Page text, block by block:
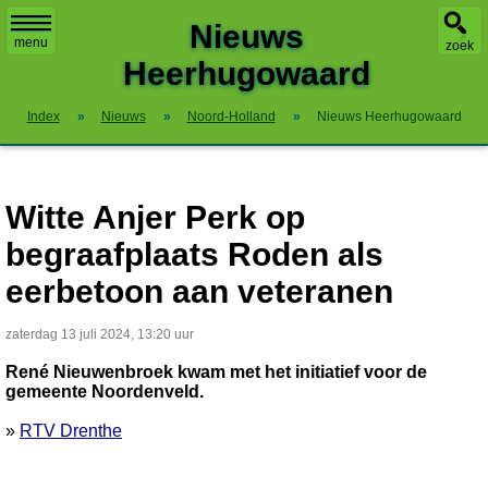
menu zoek
Nieuws
Heerhugowaard
Index » Nieuws » Noord-Holland » Nieuws Heerhugowaard
Witte Anjer Perk op
begraafplaats Roden als
eerbetoon aan veteranen
zaterdag 13 juli 2024, 13:20 uur
René Nieuwenbroek kwam met het initiatief voor de
gemeente Noordenveld.
» RTV Drenthe